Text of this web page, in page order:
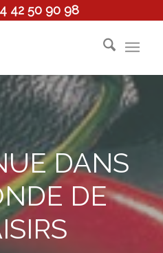
42 50 90 98
DANS
DE